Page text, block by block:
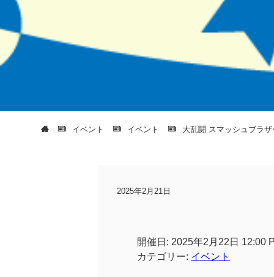
イベント イベント 大乱闘 スマッシュブラ
2025年2月21日
開催日: 2025年2月22日 12:00
カテゴリー: イベント